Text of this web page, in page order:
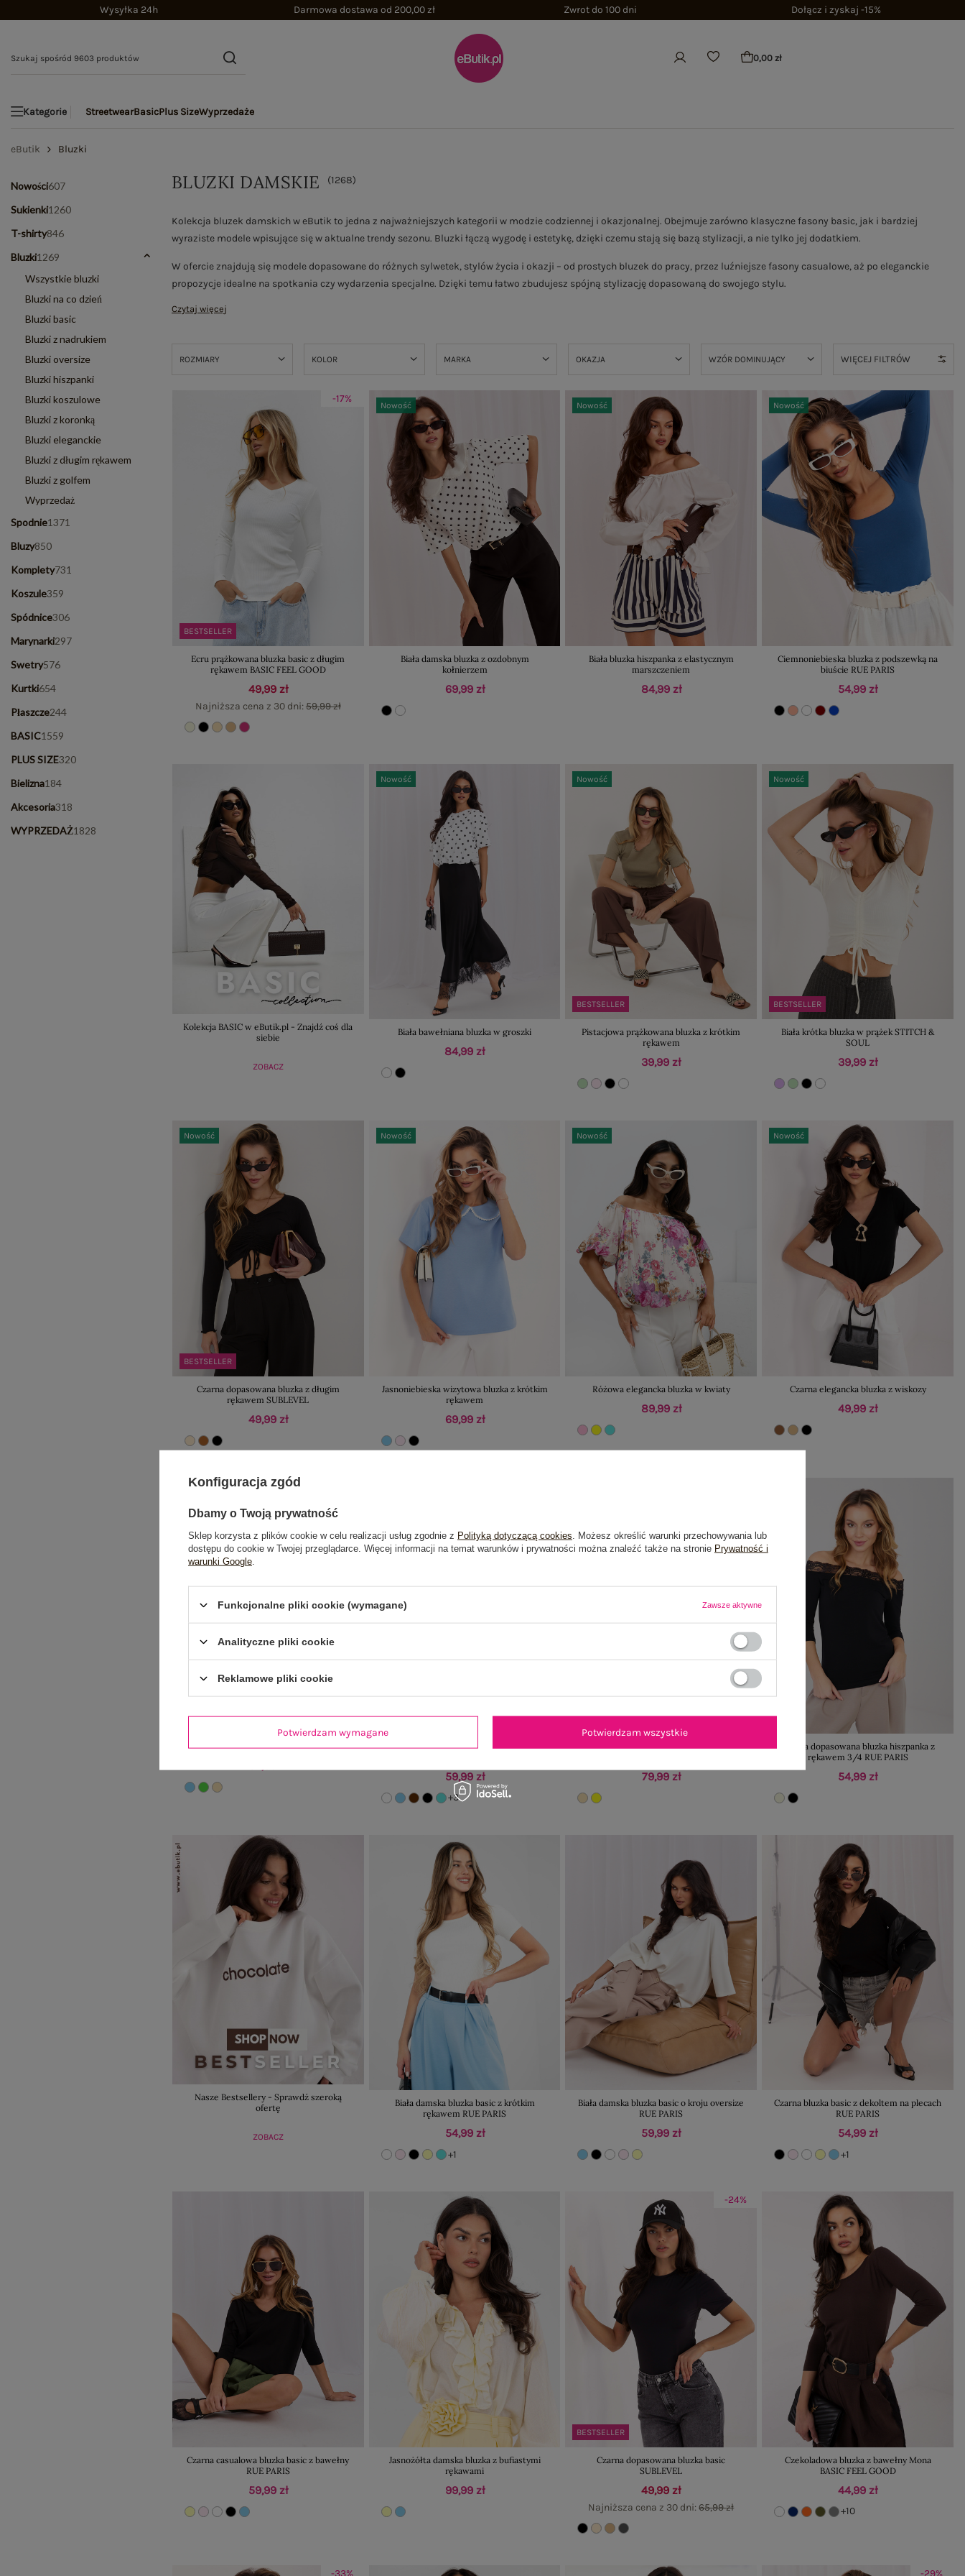
Wysyłka 24h Darmowa dostawa od 200,00 zł Zwrot do 100 dni Dołącz i zyskaj -15%
0,00 zł
Kategorie StreetwearBasicPlus SizeWyprzedaże
eButik Bluzki
Nowości607
Sukienki1260
T-shirty846
Bluzki1269
Wszystkie bluzki
Bluzki na co dzień
Bluzki basic
Bluzki z nadrukiem
Bluzki oversize
Bluzki hiszpanki
Bluzki koszulowe
Bluzki z koronką
Bluzki eleganckie
Bluzki z długim rękawem
Bluzki z golfem
Wyprzedaż
Spodnie1371
Bluzy850
Komplety731
Koszule359
Spódnice306
Marynarki297
Swetry576
Kurtki654
Płaszcze244
BASIC1559
PLUS SIZE320
Bielizna184
Akcesoria318
WYPRZEDAŻ1828
BLUZKI DAMSKIE (1268)
Kolekcja bluzek damskich w eButik to jedna z najważniejszych kategorii w modzie codziennej i okazjonalnej. Obejmuje zarówno klasyczne fasony basic, jak i bardziej
wyraziste modele wpisujące się w aktualne trendy sezonu. Bluzki łączą wygodę i estetykę, dzięki czemu stają się bazą stylizacji, a nie tylko jej dodatkiem.
W ofercie znajdują się modele dopasowane do różnych sylwetek, stylów życia i okazji – od prostych bluzek do pracy, przez luźniejsze fasony casualowe, aż po eleganckie
propozycje idealne na spotkania czy wydarzenia specjalne. Dzięki temu łatwo zbudujesz spójną stylizację dopasowaną do swojego stylu.
Czytaj więcej
ROZMIARY KOLOR MARKA OKAZJA WZÓR DOMINUJĄCY WIĘCEJ FILTRÓW
BESTSELLER
-17%
Ecru prążkowana bluzka basic z długim
rękawem BASIC FEEL GOOD
49,99 zł
Najniższa cena z 30 dni:59,99 zł
Nowość
Biała damska bluzka z ozdobnym
kołnierzem
69,99 zł
Nowość
Biała bluzka hiszpanka z elastycznym
marszczeniem
84,99 zł
Nowość
Ciemnoniebieska bluzka z podszewką na
biuście RUE PARIS
54,99 zł
Kolekcja BASIC w eButik.pl - Znajdź coś dla
siebie
ZOBACZ
Nowość
Biała bawełniana bluzka w groszki
84,99 zł
BESTSELLER
Nowość
Pistacjowa prążkowana bluzka z krótkim
rękawem
39,99 zł
BESTSELLER
Nowość
Biała krótka bluzka w prążek STITCH &
SOUL
39,99 zł
BESTSELLER
Nowość
Czarna dopasowana bluzka z długim
rękawem SUBLEVEL
49,99 zł
Nowość
Jasnoniebieska wizytowa bluzka z krótkim
rękawem
69,99 zł
Nowość
Różowa elegancka bluzka w kwiaty
89,99 zł
Nowość
Czarna elegancka bluzka z wiskozy
49,99 zł
Jasnozielona casualowa bluzka w romby
Biała bluzka basic o dopasowanym kroju
59,99 zł
+3
Beżowa elegancka bluzka z odkrytymi
79,99 zł
Czarna dopasowana bluzka hiszpanka z
rękawem 3/4 RUE PARIS
54,99 zł
Nasze Bestsellery - Sprawdź szeroką
ofertę
ZOBACZ
Biała damska bluzka basic z krótkim
rękawem RUE PARIS
54,99 zł
+1
Biała damska bluzka basic o kroju oversize
RUE PARIS
59,99 zł
Czarna bluzka basic z dekoltem na plecach
RUE PARIS
54,99 zł
+1
Czarna casualowa bluzka basic z bawełny
RUE PARIS
59,99 zł
Jasnożółta damska bluzka z bufiastymi
rękawami
99,99 zł
BESTSELLER
-24%
Czarna dopasowana bluzka basic
SUBLEVEL
49,99 zł
Najniższa cena z 30 dni:65,99 zł
Czekoladowa bluzka z bawełny Mona
BASIC FEEL GOOD
44,99 zł
+10
-33% -29%
Konfiguracja zgód
Dbamy o Twoją prywatność
Sklep korzysta z plików cookie w celu realizacji usług zgodnie z Polityką dotyczącą cookies . Możesz określić warunki przechowywania lub
dostępu do cookie w Twojej przeglądarce. Więcej informacji na temat warunków i prywatności można znaleźć także na stronie Prywatność i
warunki Google
Funkcjonalne pliki cookie (wymagane) Zawsze aktywne
Analityczne pliki cookie
Reklamowe pliki cookie
Potwierdzam wymagane Potwierdzam wszystkie